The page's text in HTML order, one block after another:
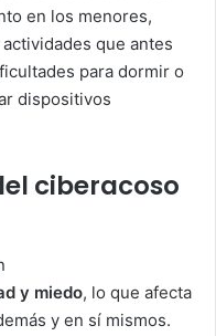
en los menores,
que antes
para dormir o
dispositivos
ciberacoso
y miedo, lo que afecta
y en sí mismos.